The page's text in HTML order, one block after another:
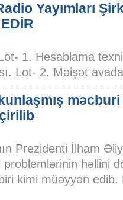
Yayımları
1. Hesablama
Lot- 2. Məişət
məcburi
Prezidenti İlham
həllini
kimi müəyyən edib.